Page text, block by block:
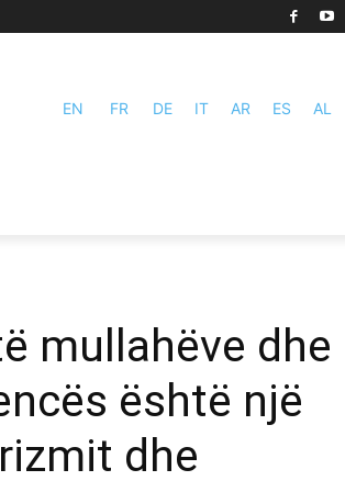
EN FR DE IT AR ES AL
mullahëve dhe
është një
dhe